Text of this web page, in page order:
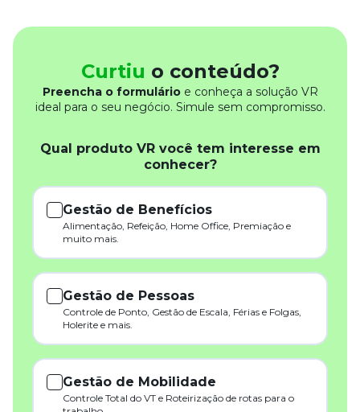
Curtiu o conteúdo?
Preencha o formulárioe conheça a solução VR
ideal para o seu negócio. Simule sem compromisso.
Qual produto VR você tem interesse em
conhecer?
Gestão de Benefícios
Alimentação, Refeição, Home Office, Premiação e
muito mais.
Gestão de Pessoas
Controle de Ponto, Gestão de Escala, Férias e Folgas,
Holerite e mais.
Gestão de Mobilidade
Controle Total do VT e Roteirização de rotas para o